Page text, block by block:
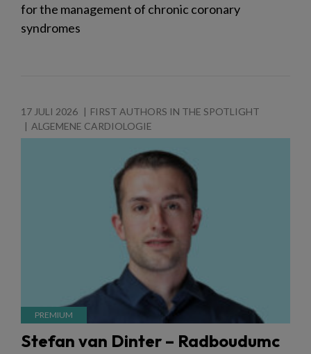
for the management of chronic coronary
syndromes
17 JULI 2026
FIRST AUTHORS IN THE SPOTLIGHT
ALGEMENE CARDIOLOGIE
Stefan van Dinter – Radboudumc